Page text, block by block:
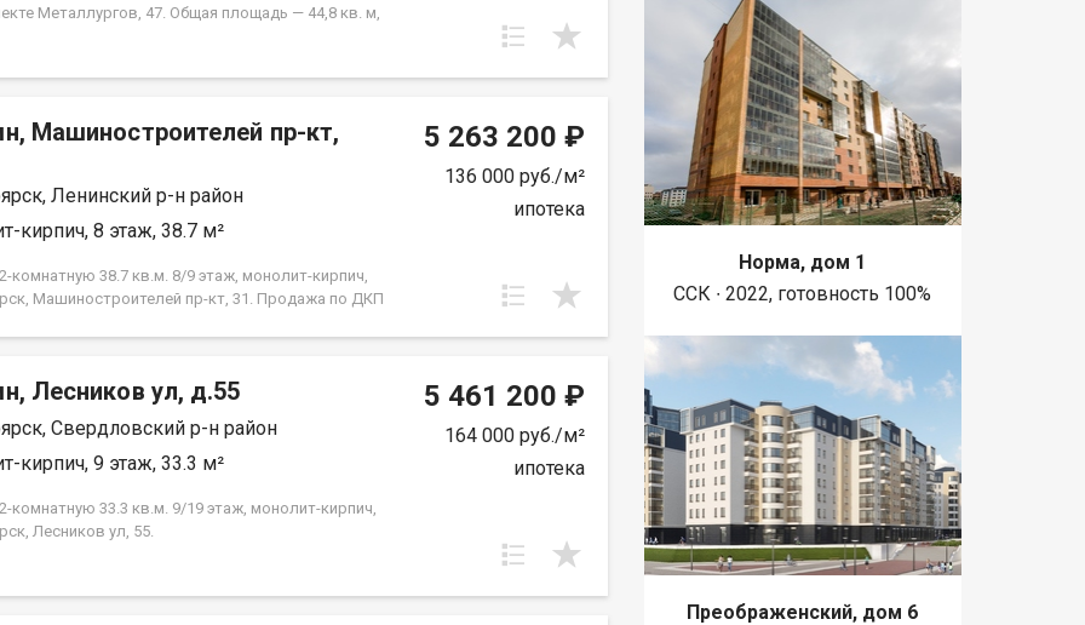
Металлургов, 47. Общая площадь — 44,8 кв. м,
в 1967 году. Высота потолков
вам тишину и спокойствие. Квартира в
жилом состоянии, что дает вам возможность
по своему вкусу и воплотить любые
идеи. Совмещенный санузел, который можно
по своему усмотрению. В шаговой
находятся все необходимые объекты
Это идеальное местоположение для семей с
всех, кто ценит удобство и доступность городских
все виды расчёта. Возможно
сопровождение сделки. Помощь в оформлении
Покажу в удобное для вас время по
Машиностроителей пр-кт,
Ленинский р-н район
кирпич, 8 этаж, 38.7 м²
комнатную 38.7 кв.м. 8/9 этаж, монолит-кирпич,
Машиностроителей пр-кт, 31. Продажа по ДКП
5 263 200 ₽
136 000 руб./м²
ипотека
Лесников ул, д.55
Свердловский р-н район
кирпич, 9 этаж, 33.3 м²
комнатную 33.3 кв.м. 9/19 этаж, монолит-кирпич,
Лесников ул, 55.
5 461 200 ₽
164 000 руб./м²
ипотека
Норма, дом 1
ССК ∙ 2022, готовность 100%
Преображенский, дом 6